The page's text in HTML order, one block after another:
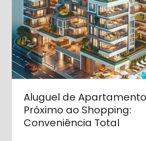
Aluguel de
Próximo ao Shopping:
Conveniência Total